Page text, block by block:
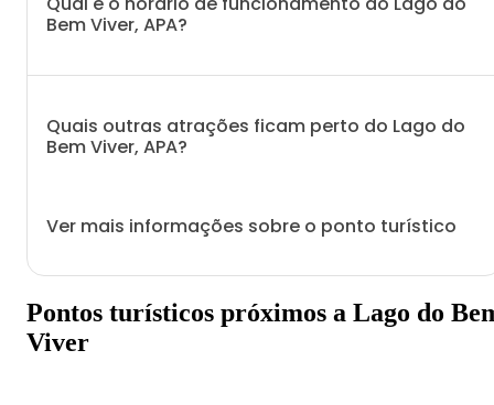
Bem Viver, APA?
Quais outras atrações ficam perto do Lago do
Bem Viver, APA?
Ver mais informações sobre o ponto turístico
Pontos turísticos próximos a Lago do
Viver